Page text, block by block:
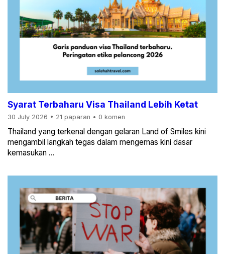
Syarat Terbaharu Visa Thailand Lebih Ketat
30 July 2026 • 21 paparan • 0 komen
Thailand yang terkenal dengan gelaran Land of Smiles kini
mengambil langkah tegas dalam mengemas kini dasar
kemasukan ...